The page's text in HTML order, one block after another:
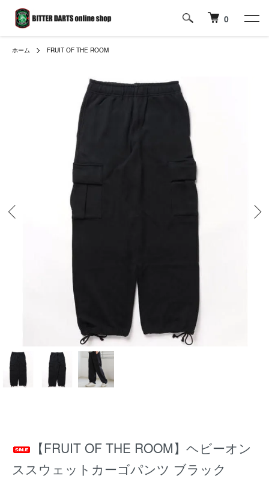
0
ホーム FRUIT OF THE ROOM
【FRUIT OF THE ROOM】ヘビーオン
ススウェットカーゴパンツ ブラック